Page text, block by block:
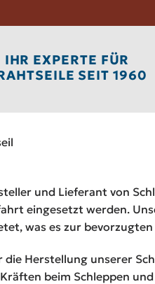
IHR EXPERTE FÜR
SEIT 1960
und Lieferant von
eingesetzt werden.
was es zur
Herstellung unserer
beim Schleppen